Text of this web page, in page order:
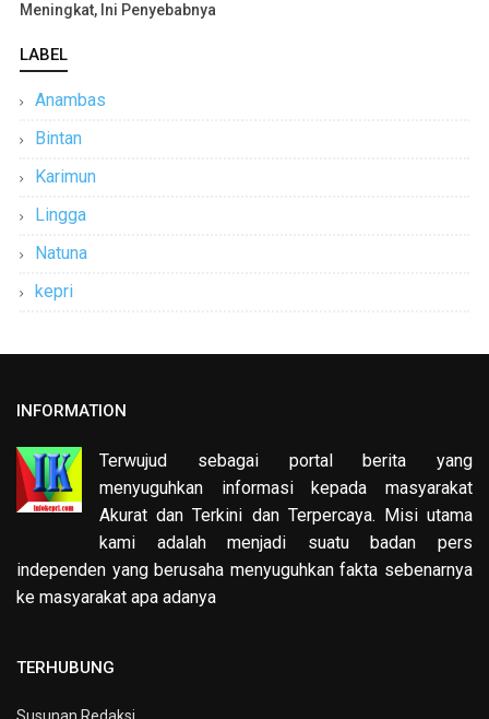
Meningkat, Ini Penyebabnya
LABEL
Anambas
Bintan
Karimun
Lingga
Natuna
kepri
INFORMATION
Terwujud sebagai portal berita yang
menyuguhkan informasi kepada masyarakat
Akurat dan Terkini dan Terpercaya. Misi utama
kami adalah menjadi suatu badan pers
independen yang berusaha menyuguhkan fakta sebenarnya
ke masyarakat apa adanya
TERHUBUNG